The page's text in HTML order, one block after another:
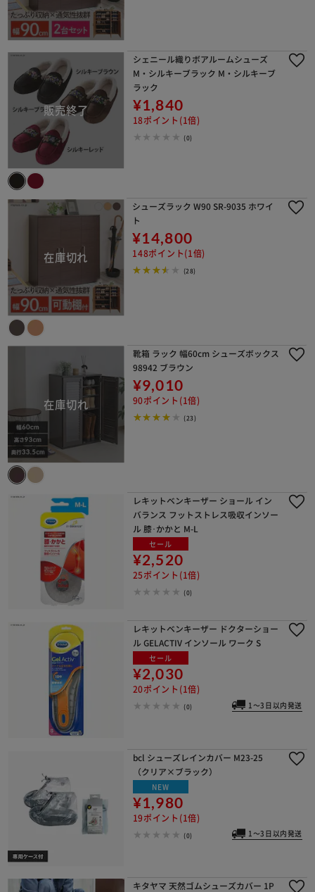
シェニール織りボアルームシューズ
M・シルキーブラック M・シルキーブ
ラック
¥1,840
18ポイント(1倍)
(0)
シューズラック W90 SR-9035 ホワイ
ト
¥14,800
148ポイント(1倍)
(28)
靴箱 ラック 幅60cm シューズボックス
98942 ブラウン
¥9,010
90ポイント(1倍)
(23)
レキットベンキーザー ショール イン
バランス フットストレス吸収インソー
ル 膝･かかと M-L
セール
¥2,520
25ポイント(1倍)
(0)
レキットベンキーザー ドクターショー
ル GELACTIV インソール ワーク S
セール
¥2,030
20ポイント(1倍)
(0) 1～3日以内発送
bcl シューズレインカバー M23-25
（クリア×ブラック）
NEW
¥1,980
19ポイント(1倍)
(0) 1～3日以内発送
キタヤマ 天然ゴムシューズカバー 1P